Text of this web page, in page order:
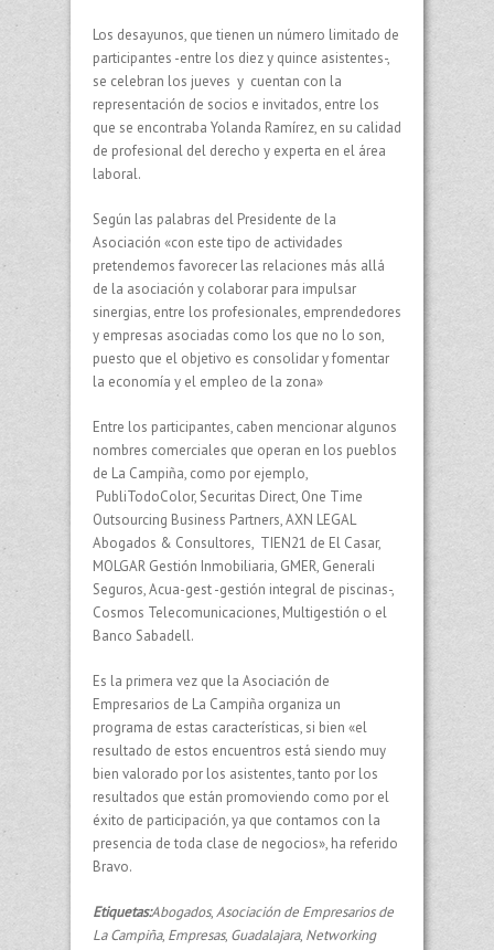
Los desayunos, que tienen un número limitado de
participantes -entre los diez y quince asistentes-,
se celebran los jueves y cuentan con la
representación de socios e invitados, entre los
que se encontraba Yolanda Ramírez, en su calidad
de profesional del derecho y experta en el área
laboral.
Según las palabras del Presidente de la
Asociación «con este tipo de actividades
pretendemos favorecer las relaciones más allá
de la asociación y colaborar para impulsar
sinergias, entre los profesionales, emprendedores
y empresas asociadas como los que no lo son,
puesto que el objetivo es consolidar y fomentar
la economía y el empleo de la zona»
Entre los participantes, caben mencionar algunos
nombres comerciales que operan en los pueblos
de La Campiña, como por ejemplo,
PubliTodoColor, Securitas Direct, One Time
Outsourcing Business Partners, AXN LEGAL
Abogados & Consultores, TIEN21 de El Casar,
MOLGAR Gestión Inmobiliaria, GMER, Generali
Seguros, Acua-gest -gestión integral de piscinas-,
Cosmos Telecomunicaciones, Multigestión o el
Banco Sabadell.
Es la primera vez que la Asociación de
Empresarios de La Campiña organiza un
programa de estas características, si bien «el
resultado de estos encuentros está siendo muy
bien valorado por los asistentes, tanto por los
resultados que están promoviendo como por el
éxito de participación, ya que contamos con la
presencia de toda clase de negocios», ha referido
Bravo.
Etiquetas:Abogados,Asociación de Empresarios de
La Campiña, Empresas, Guadalajara, Networking